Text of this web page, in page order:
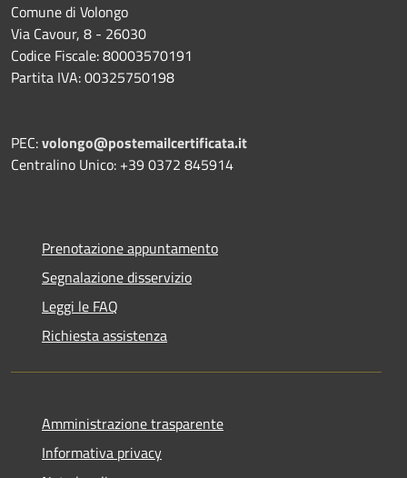
Comune di Volongo
Via Cavour, 8 - 26030
Codice Fiscale: 80003570191
Partita IVA: 00325750198
PEC:volongo@postemailcertificata.it
Centralino Unico: +39 0372 845914
Prenotazione appuntamento
Segnalazione disservizio
Leggi le FAQ
Richiesta assistenza
Amministrazione trasparente
Informativa privacy